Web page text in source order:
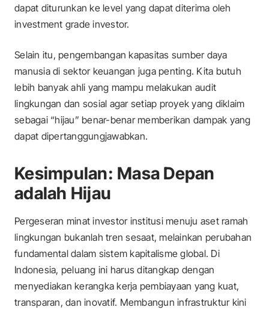
dapat diturunkan ke level yang dapat diterima oleh
investment grade investor.
Selain itu, pengembangan kapasitas sumber daya
manusia di sektor keuangan juga penting. Kita butuh
lebih banyak ahli yang mampu melakukan audit
lingkungan dan sosial agar setiap proyek yang diklaim
sebagai “hijau” benar-benar memberikan dampak yang
dapat dipertanggungjawabkan.
Kesimpulan: Masa Depan
adalah Hijau
Pergeseran minat investor institusi menuju aset ramah
lingkungan bukanlah tren sesaat, melainkan perubahan
fundamental dalam sistem kapitalisme global. Di
Indonesia, peluang ini harus ditangkap dengan
menyediakan kerangka kerja pembiayaan yang kuat,
transparan, dan inovatif. Membangun infrastruktur kini